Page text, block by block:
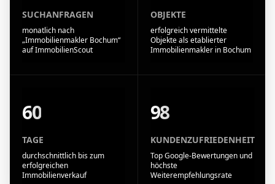
SUCHANFRAGEN
monatlich nach
„Immobilienmakler Bochum“
auf ImmobilienScout
OBJEKTE
erfolgreich vermittelte
Objekte als etablierter
Immobilienmakler in Bochum
60
TAGE
durchschnittlich bis zum
erfolgreichen
Immobilienverkauf
98
KUNDENZUFRIEDENHEIT
Top Google-Bewertungen und
höchste
Weiterempfehlungsrate